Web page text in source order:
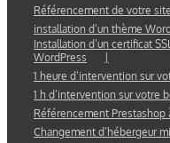
Référencement de votre
installation d’un thème
Installation d’un certificat
WordPress
1 heure d’intervention sur
1 h d’intervention sur votre
Référencement Prestashop
Changement d’hébergeur